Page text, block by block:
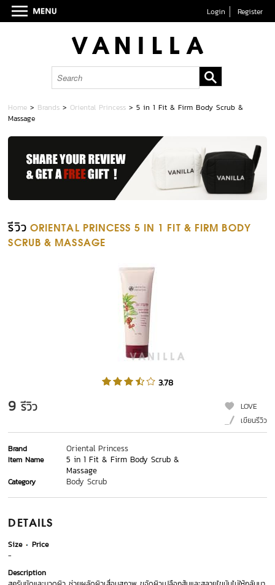
Login Register
Home > Brands > Oriental Princess >5 in 1 Fit & Firm Body Scrub &
Massage
รีวิว ORIENTAL PRINCESS 5 IN 1 FIT & FIRM BODY
SCRUB & MASSAGE
3.78
9 รีวิว
LOVE
เขียนรีวิว
Brand Oriental Princess
Item Name
5 in 1 Fit & Firm Body Scrub &
Massage
Category Body Scrub
DETAILS
Size
Price
-
Description